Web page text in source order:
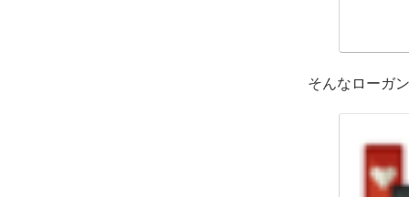
そんなローガ